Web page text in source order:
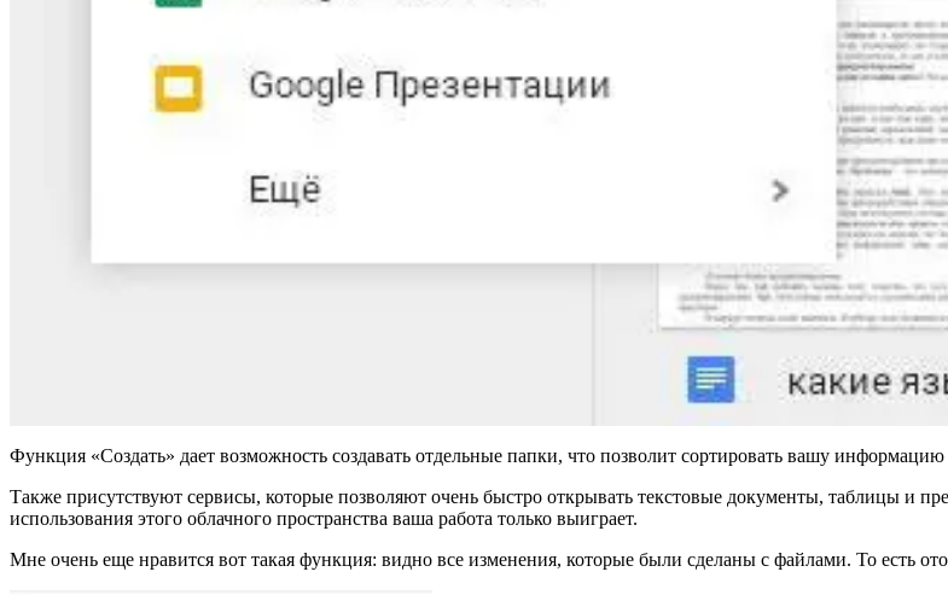
Функция «Создать» дает возможность создавать отдельные папки, что позволит сортировать вашу
Также присутствуют сервисы, которые позволяют очень быстро открывать текстовые документы, таблицы и
использования этого облачного пространства ваша работа только выиграет.
Мне очень еще нравится вот такая функция: видно все изменения, которые были сделаны с файлами. То есть